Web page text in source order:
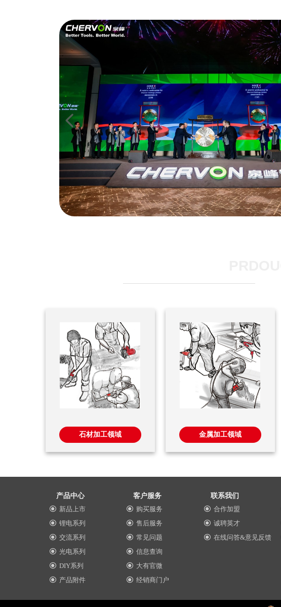
石材加工领域 金属加工领域
넳
끧 信息查询
끧 常见问题
끧 售后服务
끧 购买服务
客户服务
끧 大有官微
끧 经销商门户
끧 交流系列
끧 新品上市
끧 锂电系列
끧 光电系列
产品中心
끧 产品附件
끧 DIY系列
联系我们
끧 合作加盟
끧 诚聘英才
끧 在线问答&意见反馈